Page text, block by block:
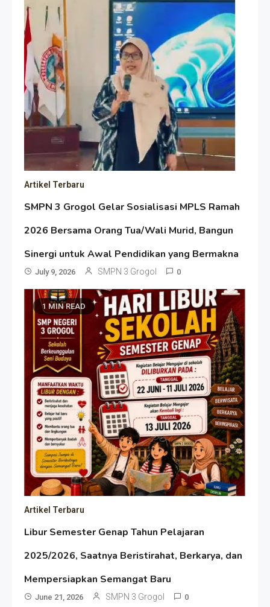
Artikel Terbaru
SMPN 3 Grogol Gelar Sosialisasi MPLS Ramah
2026 Bersama Orang Tua/Wali Murid, Bangun
Sinergi untuk Awal Pendidikan yang Bermakna
July 9, 2026 SMPN 3 Grogol 0
1 MIN READ
Artikel Terbaru
Libur Semester Genap Tahun Pelajaran
2025/2026, Saatnya Beristirahat, Berkarya, dan
Mempersiapkan Semangat Baru
June 21, 2026 SMPN 3 Grogol 0